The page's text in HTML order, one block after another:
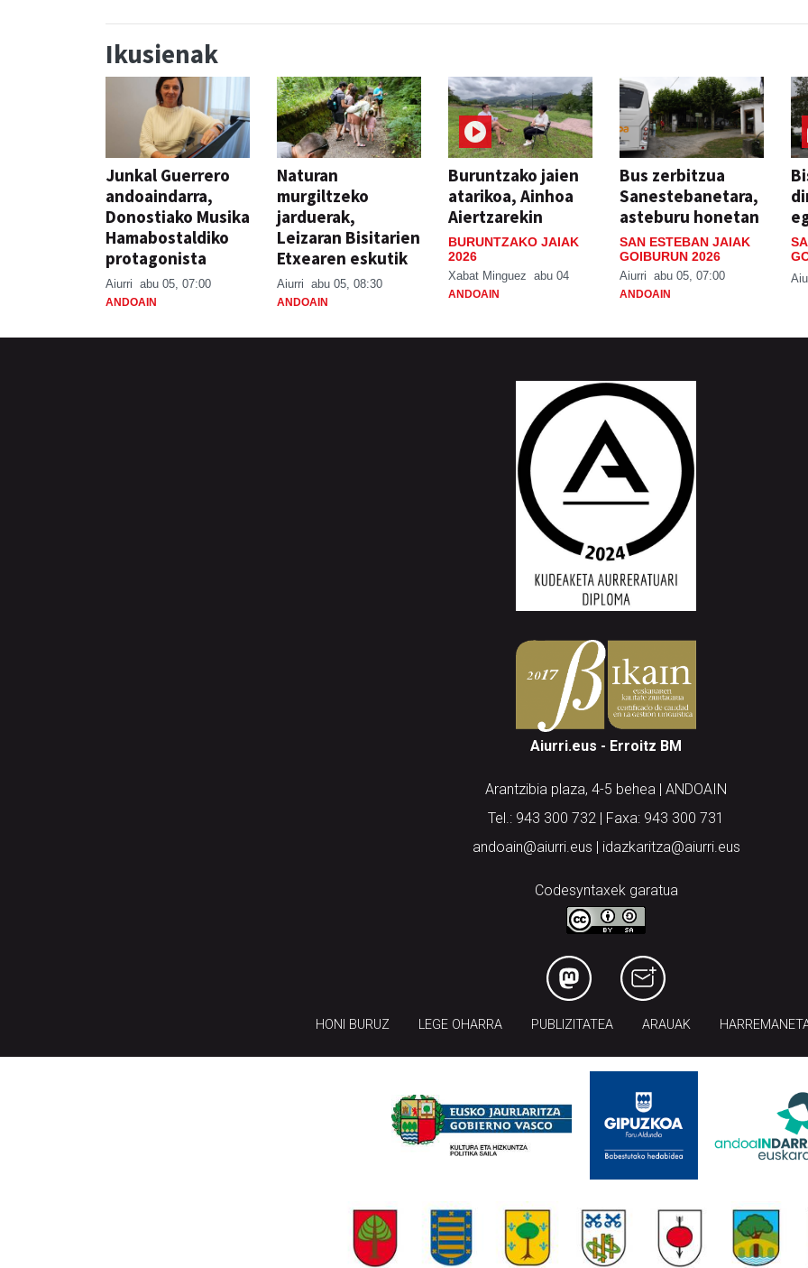
Ikusienak
Junkal Guerrero
andoaindarra,
Donostiako Musika
Hamabostaldiko
protagonista
Aiurri abu 05, 07:00
ANDOAIN
Naturan
murgiltzeko
jarduerak,
Leizaran Bisitarien
Etxearen eskutik
Aiurri abu 05, 08:30
ANDOAIN
Buruntzako jaien
atarikoa, Ainhoa
Aiertzarekin
BURUNTZAKO JAIAK
2026
Xabat Minguez abu 04
ANDOAIN
Bus zerbitzua
Sanestebanetara,
asteburu honetan
SAN ESTEBAN JAIAK
GOIBURUN 2026
Aiurri abu 05, 07:00
ANDOAIN
Aiurri.eus - Erroitz BM
Arantzibia plaza, 4-5 behea | ANDOAIN
Tel.: 943 300 732 | Faxa: 943 300 731
andoain@aiurri.eus | idazkaritza@aiurri.eus
Codesyntaxek garatua
HONI BURUZ LEGE OHARRA PUBLIZITATEA ARAUAK